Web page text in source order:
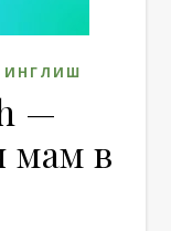
ИНГЛИШ
—
мам в